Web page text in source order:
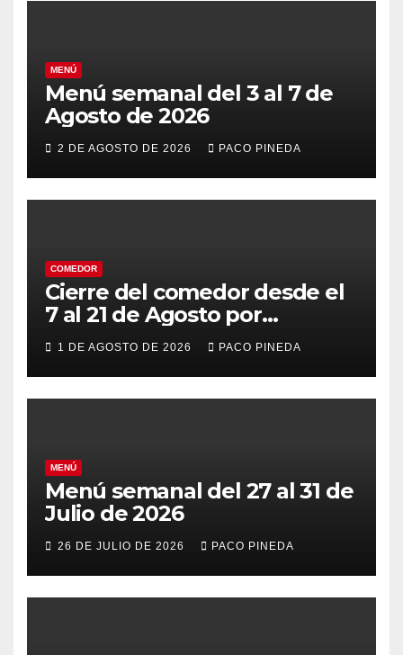
MENÚ
Menú semanal del 3 al 7 de
Agosto de 2026
2 DE AGOSTO DE 2026 PACO PINEDA
COMEDOR
Cierre del comedor desde el
7 al 21 de Agosto por
vacaciones
1 DE AGOSTO DE 2026 PACO PINEDA
MENÚ
Menú semanal del 27 al 31 de
Julio de 2026
26 DE JULIO DE 2026 PACO PINEDA